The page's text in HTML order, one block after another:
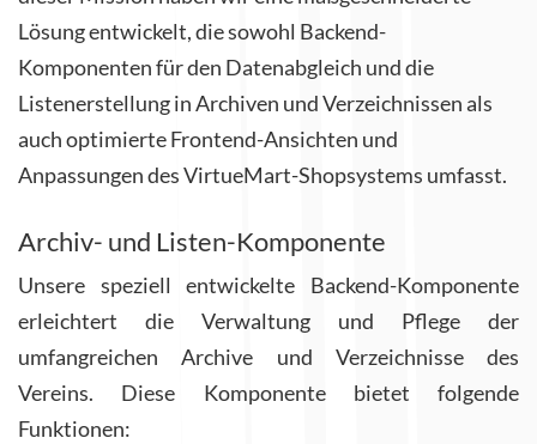
Lösung entwickelt, die sowohl Backend-
Komponenten für den Datenabgleich und die
Listenerstellung in Archiven und Verzeichnissen als
auch optimierte Frontend-Ansichten und
Anpassungen des VirtueMart-Shopsystems umfasst.
Archiv- und Listen-Komponente
Unsere speziell entwickelte Backend-Komponente
erleichtert die Verwaltung und Pflege der
umfangreichen Archive und Verzeichnisse des
Vereins. Diese Komponente bietet folgende
Funktionen: